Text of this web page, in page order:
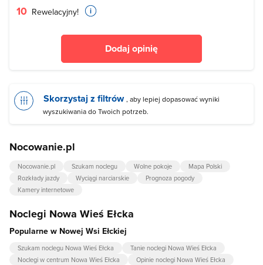
10 Rewelacyjny!
Dodaj opinię
Skorzystaj z filtrów , aby lepiej dopasować wyniki
wyszukiwania do Twoich potrzeb.
Nocowanie.pl
Nocowanie.pl Szukam noclegu Wolne pokoje
Mapa Polski
Rozkłady jazdy
Wyciągi narciarskie
Prognoza pogody
Kamery internetowe
Noclegi Nowa Wieś Ełcka
Popularne w Nowej Wsi Ełckiej
Szukam noclegu Nowa Wieś Ełcka
Tanie noclegi Nowa Wieś Ełcka
Noclegi w centrum Nowa Wieś Ełcka
Opinie noclegi Nowa Wieś Ełcka